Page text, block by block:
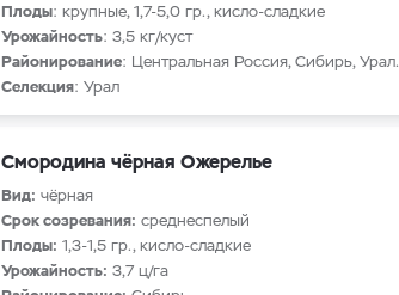
Плоды: крупные, 1,7-5,0 гр., кисло-сладкие
Урожайность: 3,5 кг/куст
Районирование: Центральная Россия, Сибирь, Урал.
Селекция: Урал
Смородина чёрная Ожерелье
Вид: чёрная
Срок созревания: среднеспелый
Плоды: 1,3-1,5 гр., кисло-сладкие
Урожайность: 3,7 ц/га